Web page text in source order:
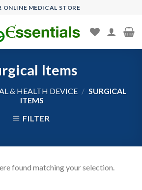
ONLINE MEDICAL STORE
Items
& HEALTH DEVICE / SURGICAL
ITEMS
FILTER
found matching your selection.